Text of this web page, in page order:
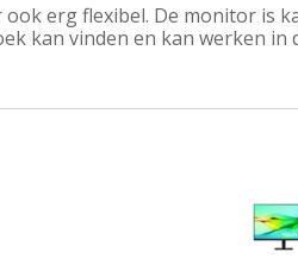
erg flexibel. De monitor is
kan vinden en kan werken in